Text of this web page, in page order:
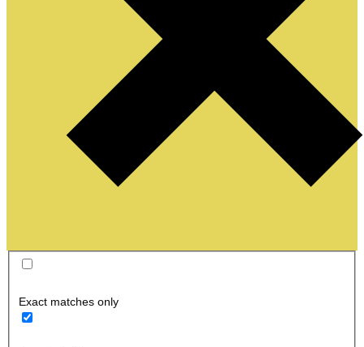
Exact matches only